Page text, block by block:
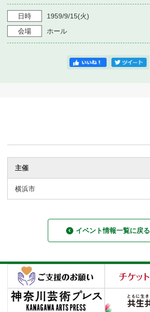
・ 利用料金
・ フロアマップ
・ 芸術参与
SNS
日時 1959/9/15(火)
会場
ホール
主催
横浜市
イベント情報一覧に戻る